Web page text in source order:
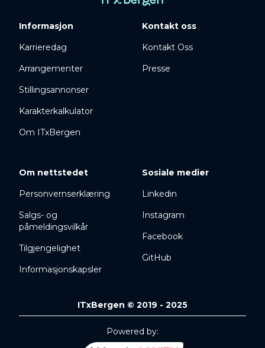
Informasjon
Karrieredag
Arrangementer
Stillingsannonser
Karakterkalkulator
Om ITxBergen
Kontakt oss
Kontakt Oss
Presse
Om nettstedet
Personvernserklæring
Salgs- og
påmeldingsvilkår
Tilgjengelighet
Informasjonskapsler
Sosiale medier
Linkedin
Instagram
Facebook
GitHub
ITxBergen © 2019 - 2025
Powered by: